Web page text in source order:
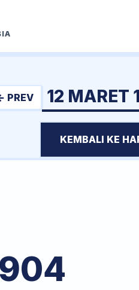
PREV 12 MARET
KEMBALI KE